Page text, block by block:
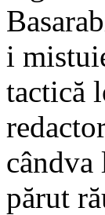
i
tactică
părut